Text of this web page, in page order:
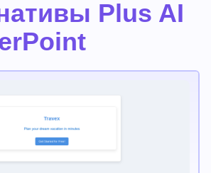
Plus AI